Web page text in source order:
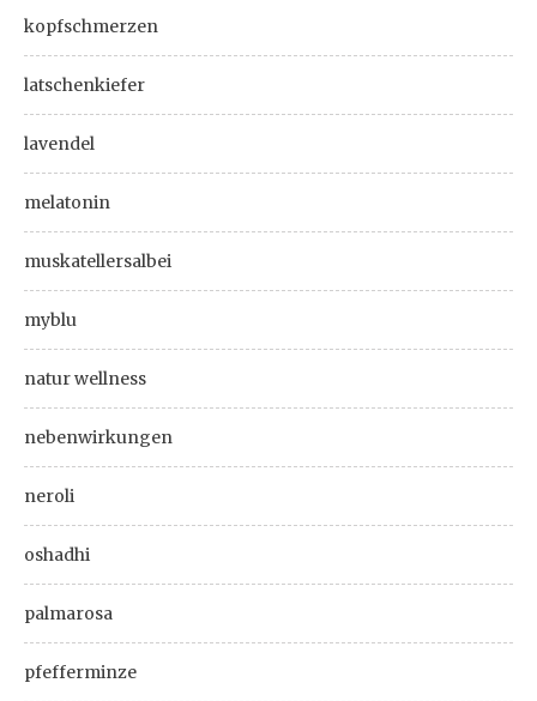
kopfschmerzen
latschenkiefer
lavendel
melatonin
muskatellersalbei
myblu
natur wellness
nebenwirkungen
neroli
oshadhi
palmarosa
pfefferminze